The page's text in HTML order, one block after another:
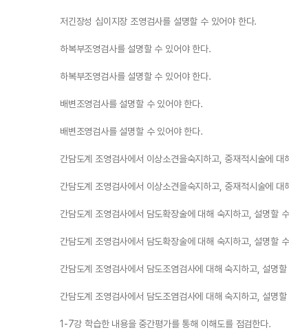
저긴장성 십이지장 조영검사를 설명할 수 있어야 한다.
하복부조영검사를 설명할 수 있어야 한다.
하복부조영검사를 설명할 수 있어야 한다.
배변조영검사를 설명할 수 있어야 한다.
배변조영검사를 설명할 수 있어야 한다.
간담도계 조영검사에서 이상소견을숙지하고, 중재적시술에 대
간담도계 조영검사에서 이상소견을숙지하고, 중재적시술에 대
간담도계 조영검사에서 담도확장술에 대해 숙지하고, 설명할
간담도계 조영검사에서 담도확장술에 대해 숙지하고, 설명할
간담도계 조영검사에서 담도조염검사에 대해 숙지하고, 설명
간담도계 조영검사에서 담도조염검사에 대해 숙지하고, 설명
1-7강 학습한 내용을 중간평가를 통해 이해도를 점검한다.